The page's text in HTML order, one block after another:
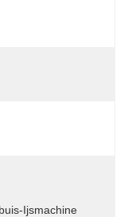
Ijsmachine